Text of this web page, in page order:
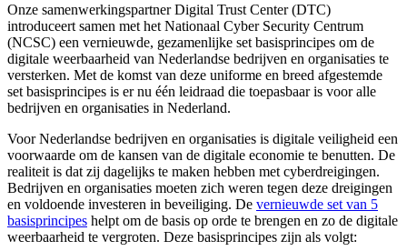
Onze samenwerkingspartner Digital Trust Center (DTC)
introduceert samen met het Nationaal Cyber Security Centrum
(NCSC) een vernieuwde, gezamenlijke set basisprincipes om de
digitale weerbaarheid van Nederlandse bedrijven en organisaties te
versterken. Met de komst van deze uniforme en breed afgestemde
set basisprincipes is er nu één leidraad die toepasbaar is voor alle
bedrijven en organisaties in Nederland.
Voor Nederlandse bedrijven en organisaties is digitale veiligheid een
voorwaarde om de kansen van de digitale economie te benutten. De
realiteit is dat zij dagelijks te maken hebben met cyberdreigingen.
Bedrijven en organisaties moeten zich weren tegen deze dreigingen
en voldoende investeren in beveiliging. De vernieuwde set van 5
basisprincipes helpt om de basis op orde te brengen en zo de digitale
weerbaarheid te vergroten. Deze basisprincipes zijn als volgt: